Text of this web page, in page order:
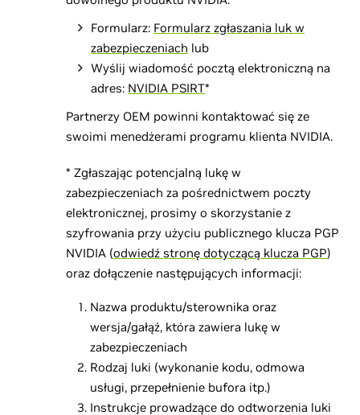
Formularz: Formularz zgłaszania luk w
zabezpieczeniach lub
Wyślij wiadomość pocztą elektroniczną na
adres: NVIDIA PSIRT*
Partnerzy OEM powinni kontaktować się ze
swoimi menedżerami programu klienta NVIDIA.
* Zgłaszając potencjalną lukę w
zabezpieczeniach za pośrednictwem poczty
elektronicznej, prosimy o skorzystanie z
szyfrowania przy użyciu publicznego klucza PGP
NVIDIA (odwiedź stronę dotyczącą klucza PGP)
oraz dołączenie następujących informacji:
Nazwa produktu/sterownika oraz
wersja/gałąź, która zawiera lukę w
zabezpieczeniach
Rodzaj luki (wykonanie kodu, odmowa
usługi, przepełnienie bufora itp.)
Instrukcje prowadzące do odtworzenia luki